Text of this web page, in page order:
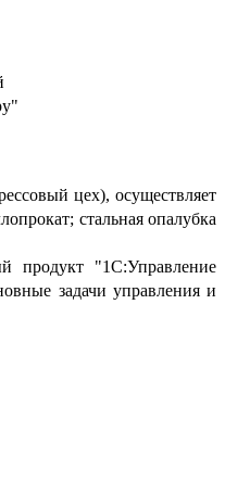
цех), осуществляет
стальная опалубка
продукт "1С:Управление
задачи управления и